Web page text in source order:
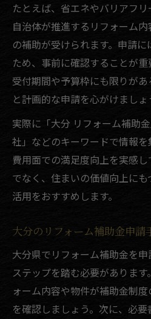
たとえば、省エネやバリアフ
自治体が推進するリフォーム
の補助が受けられます。申請
ため、事前に確認することが
受付期間や予算枠にも限りが
と計画的な申請を心がけましょ
実際に「大分 リフォーム補助
社」などのキーワードで情報を
費用面での満足度向上を実感
でなく、住まいの価値向上に
活用をおすすめします。
大分のリフォーム補助金申請
大分県でリフォーム補助金を
ステップを踏む必要がありま
ォーム内容や物件が補助金制
を確認しましょう。次に、必